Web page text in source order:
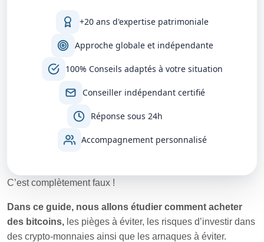
+20 ans d'expertise patrimoniale
Approche globale et indépendante
100% Conseils adaptés à votre situation
Conseiller indépendant certifié
Réponse sous 24h
Accompagnement personnalisé
C’est complètement faux !
Dans ce guide, nous allons étudier comment acheter
des bitcoins, les pièges à éviter, les risques d’investir dans
des crypto-monnaies ainsi que les arnaques à éviter.